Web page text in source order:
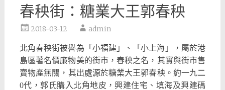
春秧街：糖業大王郭春秧
2018-03-12 admin
北角春秧街被譽為「小福建」、「小上海」， 屬於港
島區著名價廉物美的街市，春秧之名， 其實與街市售
賣物產無關，其出處源於糖業大王郭春秧。約一九二
0代，郭氏購入北角地皮，興建住宅、填海及興建碼